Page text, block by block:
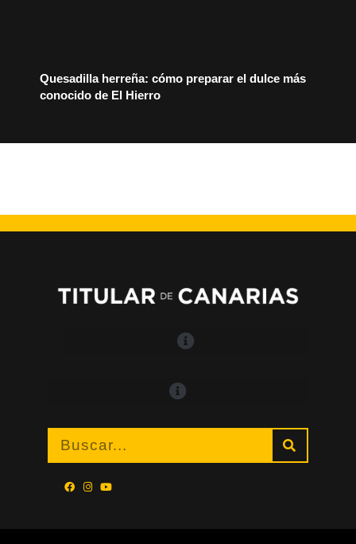
Quesadilla herreña: cómo preparar el dulce más
conocido de El Hierro